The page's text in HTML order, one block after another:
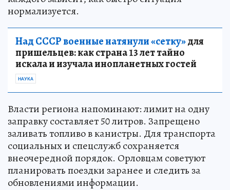
нормализуется.
Над СССР военные натянули «сетку»для
пришельцев: как страна 13 лет тайно
искала и изучала инопланетных гостей
НАУКА
Власти региона напоминают: лимит на одну
заправку составляет 50 литров. Запрещено
заливать топливо в канистры. Для транспорта
социальных и спецслужб сохраняется
внеочередной порядок. Орловцам советуют
планировать поездки заранее и следить за
обновлениями информации.